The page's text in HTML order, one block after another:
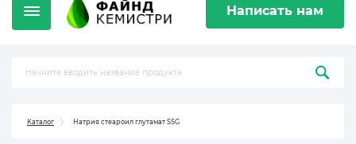
Написать нам
Каталог Натрия стеароил глутамат SSG